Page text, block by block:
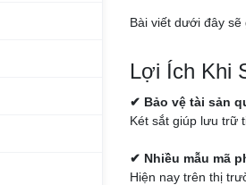
Bài viết dưới đây
Lợi Ích Khi
✔ Bảo vệ tài sản
Két sắt giúp lưu trữ
✔ Nhiều mẫu mã
Hiện nay trên thị